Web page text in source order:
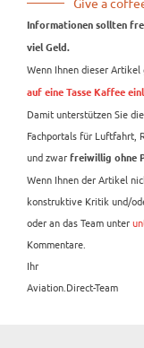
Informationen sollten
viel Geld.
Wenn Ihnen dieser
auf eine Tasse Kaffee
Damit unterstützen Sie
Fachportals für Luftfahrt,
und zwar freiwillig ohne
Wenn Ihnen der Artikel
konstruktive Kritik und/
oder an das Team unter
Kommentare.
Ihr
Aviation.Direct-Team